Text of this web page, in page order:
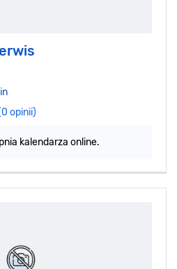
opinii)
kalendarza online.